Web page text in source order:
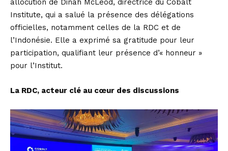
allocution de Dinah McLeod, directrice du Cobalt
Institute, qui a salué la présence des délégations
officielles, notamment celles de la RDC et de
l’Indonésie. Elle a exprimé sa gratitude pour leur
participation, qualifiant leur présence d’« honneur »
pour l’Institut.
La RDC, acteur clé au cœur des discussions